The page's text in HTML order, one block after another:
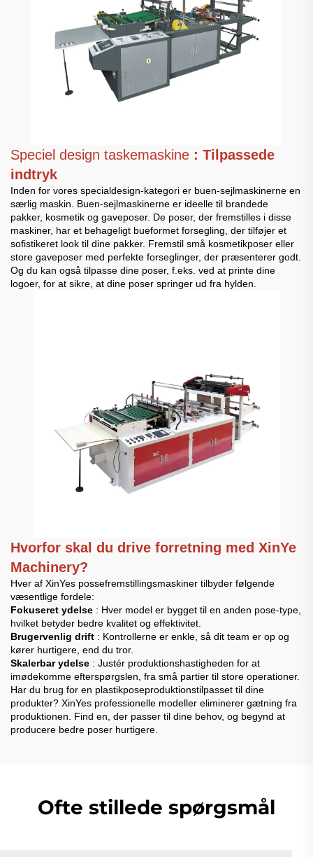
Speciel design taskemaskine : Tilpassede
indtryk
Inden for vores specialdesign-kategori er buen-sejlmaskinerne en
særlig maskin. Buen-sejlmaskinerne er ideelle til brandede
pakker, kosmetik og gaveposer. De poser, der fremstilles i disse
maskiner, har et behageligt bueformet forsegling, der tilføjer et
sofistikeret look til dine pakker. Fremstil små kosmetikposer eller
store gaveposer med perfekte forseglinger, der præsenterer godt.
Og du kan også tilpasse dine poser, f.eks. ved at printe dine
logoer, for at sikre, at dine poser springer ud fra hylden.
Hvorfor skal du drive forretning med XinYe
Machinery?
Hver af XinYes possefremstillingsmaskiner tilbyder følgende
væsentlige fordele:
Fokuseret ydelse : Hver model er bygget til en anden pose-type,
hvilket betyder bedre kvalitet og effektivitet.
Brugervenlig drift : Kontrollerne er enkle, så dit team er op og
kører hurtigere, end du tror.
Skalerbar ydelse : Justér produktionshastigheden for at
imødekomme efterspørgslen, fra små partier til store operationer.
Har du brug for en plastikposeproduktionstilpasset til dine
produkter? XinYes professionelle modeller eliminerer gætning fra
produktionen. Find en, der passer til dine behov, og begynd at
producere bedre poser hurtigere.
Ofte stillede spørgsmål